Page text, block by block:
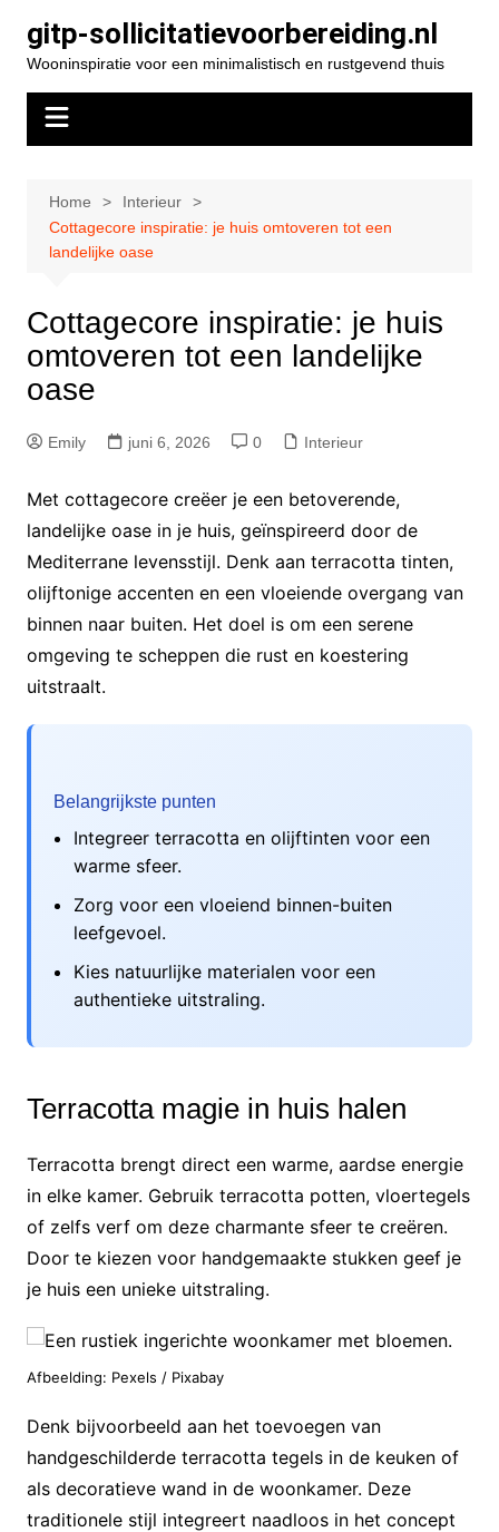
naar
inhoud
gitp-sollicitatievoorbereiding.nl
Wooninspiratie voor een minimalistisch en rustgevend thuis
Home
Interieur
Cottagecore inspiratie: je huis omtoveren tot een
landelijke oase
Cottagecore inspiratie: je huis
omtoveren tot een landelijke
oase
Emily juni 6, 2026 0 Interieur
Met cottagecore creëer je een betoverende,
landelijke oase in je huis, geïnspireerd door de
Mediterrane levensstijl. Denk aan terracotta tinten,
olijftonige accenten en een vloeiende overgang van
binnen naar buiten. Het doel is om een serene
omgeving te scheppen die rust en koestering
uitstraalt.
Belangrijkste punten
Integreer terracotta en olijftinten voor een
warme sfeer.
Zorg voor een vloeiend binnen-buiten
leefgevoel.
Kies natuurlijke materialen voor een
authentieke uitstraling.
Terracotta magie in huis halen
Terracotta brengt direct een warme, aardse energie
in elke kamer. Gebruik terracotta potten, vloertegels
of zelfs verf om deze charmante sfeer te creëren.
Door te kiezen voor handgemaakte stukken geef je
je huis een unieke uitstraling.
Afbeelding: Pexels / Pixabay
Denk bijvoorbeeld aan het toevoegen van
handgeschilderde terracotta tegels in de keuken of
als decoratieve wand in de woonkamer. Deze
traditionele stijl integreert naadloos in het concept